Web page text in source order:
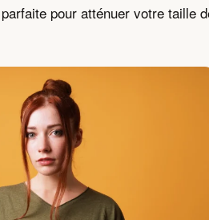
pour atténuer votre taille